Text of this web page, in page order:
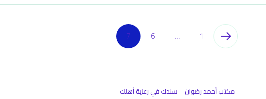
1
…
6
7
مكتب أحمد رضوان – سندك في رعاية أهلك